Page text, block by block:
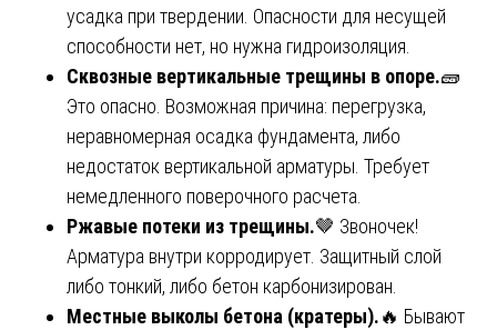
усадка при твердении. Опасности для несущей
способности нет, но нужна гидроизоляция.
Сквозные вертикальные трещины в опоре.🧱
Это опасно. Возможная причина: перегрузка,
неравномерная осадка фундамента, либо
недостаток вертикальной арматуры. Требует
немедленного поверочного расчета.
Ржавые потеки из трещины.🤎 Звоночек!
Арматура внутри корродирует. Защитный слой
либо тонкий, либо бетон карбонизирован.
Местные выколы бетона (кратеры).🔥 Бывают